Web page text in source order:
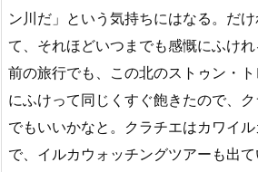
ン川だ」という気持ちにはなる。だ
て、それほどいつまでも感慨にふけ
前の旅行でも、この北のストゥン・
にふけって同じくすぐ飽きたので、
でもいいかなと。クラチエはカワイ
で、イルカウォッチングツアーも出